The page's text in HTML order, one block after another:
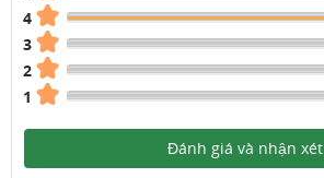
4
3
2
1
Đánh giá và nhận xét